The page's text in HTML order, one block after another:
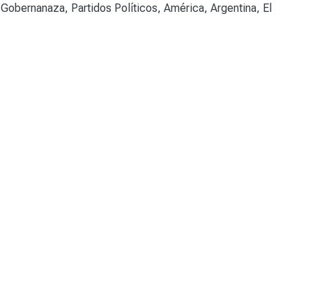
Gobernanaza, Partidos Políticos, América, Argentina, El